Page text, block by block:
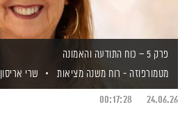
פרק 5 – כוח התודעה והאמונה
מטמורפוזה - רוח משנה מציאות
שרי אריסון
24.06.26
00:17:28